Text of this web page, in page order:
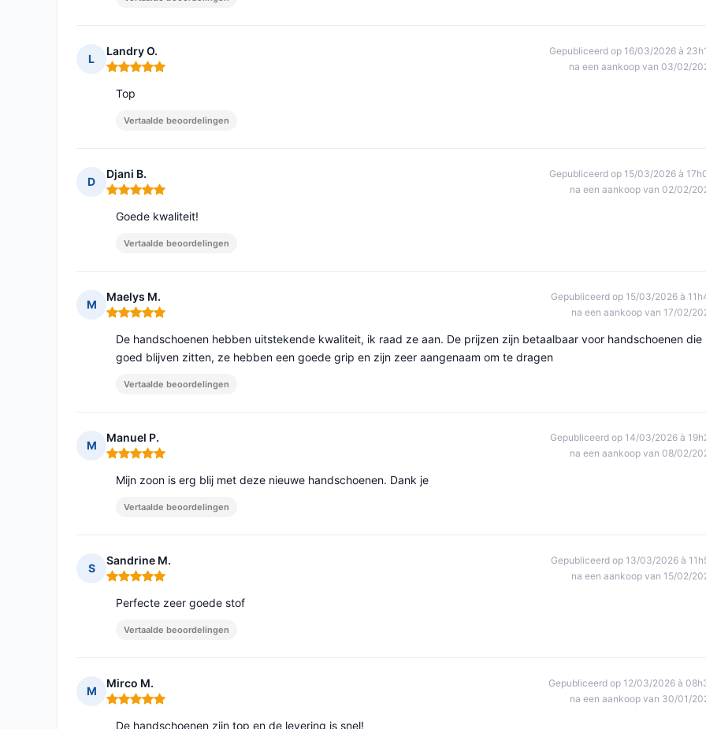
L
Landry O.
Opmerking: 5 van 5
Gepubliceerd op 16/03/2026 à
na een aankoop van 03/02/
Top
Vertaalde beoordelingen
D
Djani B.
Opmerking: 5 van 5
Gepubliceerd op 15/03/2026 à
na een aankoop van 02/02/
Goede kwaliteit!
Vertaalde beoordelingen
M
Maelys M.
Opmerking: 5 van 5
Gepubliceerd op 15/03/2026 à
na een aankoop van 17/02/
De handschoenen hebben uitstekende kwaliteit, ik raad ze aan. De prijzen zijn betaalbaar voor handschoenen die
goed blijven zitten, ze hebben een goede grip en zijn zeer aangenaam om te dragen
Vertaalde beoordelingen
M
Manuel P.
Opmerking: 5 van 5
Gepubliceerd op 14/03/2026 à
na een aankoop van 08/02/
Mijn zoon is erg blij met deze nieuwe handschoenen. Dank je
Vertaalde beoordelingen
S
Sandrine M.
Opmerking: 5 van 5
Gepubliceerd op 13/03/2026 à
na een aankoop van 15/02/
Perfecte zeer goede stof
Vertaalde beoordelingen
M
Mirco M.
Opmerking: 5 van 5
Gepubliceerd op 12/03/2026 à
na een aankoop van 30/01/
De handschoenen zijn top en de levering is snel!